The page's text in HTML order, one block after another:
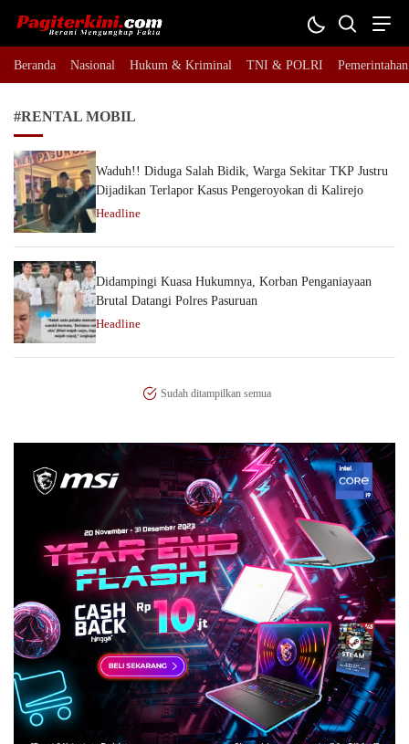
Pagiterkini.com
Berani Mengungkap Fakta
Beranda Nasional Hukum & Kriminal TNI & POLRI Pemerintahan
#RENTAL MOBIL
Waduh!! Diduga Salah Bidik, Warga Sekitar TKP Justru
Dijadikan Terlapor Kasus Pengeroyokan di Kalirejo
Headline
Didampingi Kuasa Hukumnya, Korban Penganiayaan
Brutal Datangi Polres Pasuruan
Headline
Sudah ditampilkan semua